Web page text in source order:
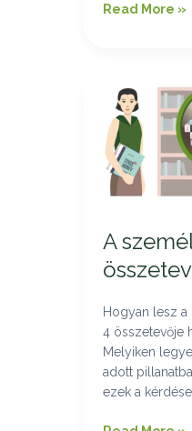
Read More »
A
Hogyan lesz
4 összetevője
Melyiken
adott
ezek a
személyes
márka
összetevői